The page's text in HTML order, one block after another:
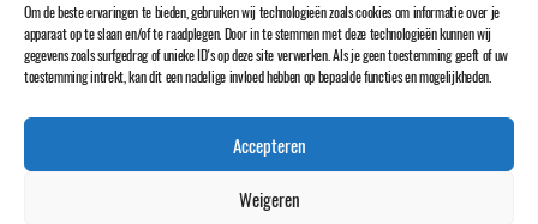
Om de beste ervaringen te bieden, gebruiken wij technologieën zoals cookies om informatie over je
apparaat op te slaan en/of te raadplegen. Door in te stemmen met deze technologieën kunnen wij
gegevens zoals surfgedrag of unieke ID's op deze site verwerken. Als je geen toestemming geeft of uw
toestemming intrekt, kan dit een nadelige invloed hebben op bepaalde functies en mogelijkheden.
Accepteren
Weigeren
HOOFDMENU
Home
WEBSHOP